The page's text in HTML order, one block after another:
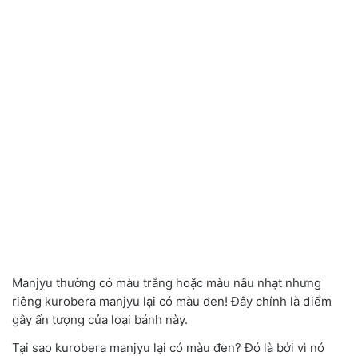
Manjyu thường có màu trắng hoặc màu nâu nhạt nhưng
riêng kurobera manjyu lại có màu đen! Đây chính là điểm
gây ấn tượng của loại bánh này.
Tại sao kurobera manjyu lại có màu đen? Đó là bởi vì nó